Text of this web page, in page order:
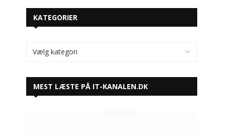
KATEGORIER
MEST LÆSTE PÅ IT-KANALEN.DK